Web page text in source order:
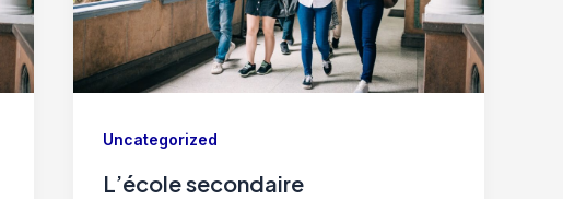
Uncategorized
L’école secondaire